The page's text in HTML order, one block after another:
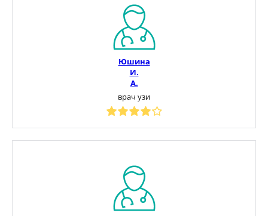
Юшина
И.
А.
врач узи